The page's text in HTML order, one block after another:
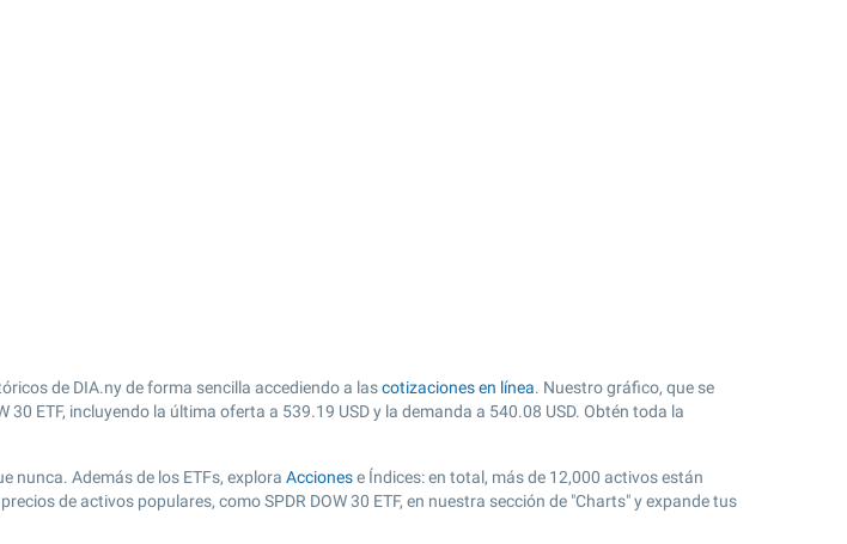
de DIA.ny de forma sencilla accediendo a lascotizaciones en línea. Nuestro gráfico, que se
30 ETF, incluyendo la última oferta a 539.19 USD y la demanda a 540.08 USD. Obtén toda la
nunca. Además de los ETFs, explora Accionese Índices: en total, más de 12,000 activos están
de activos populares, como SPDR DOW 30 ETF, en nuestra sección de "Charts" y expande tus